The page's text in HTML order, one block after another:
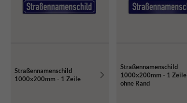
Straßennamenschild
1000x200mm - 1 Zeile
Straßennamenschild
1000x200mm - 1 Zeile
ohne Rand